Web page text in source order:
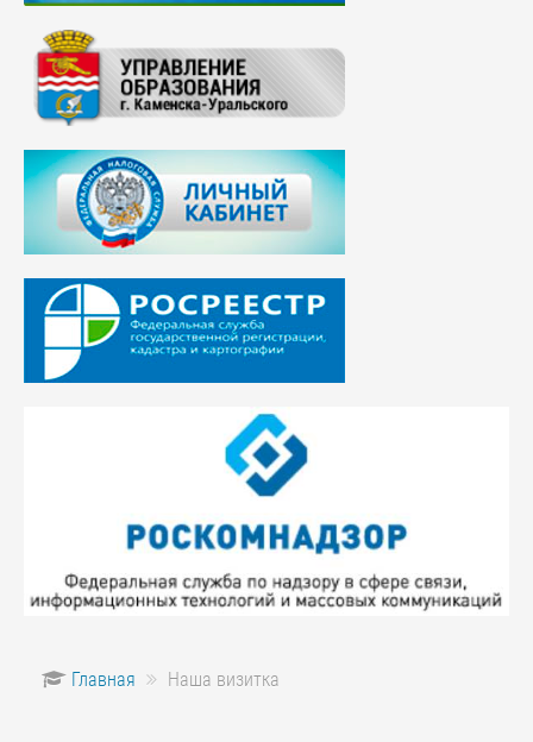
Главная Наша визитка